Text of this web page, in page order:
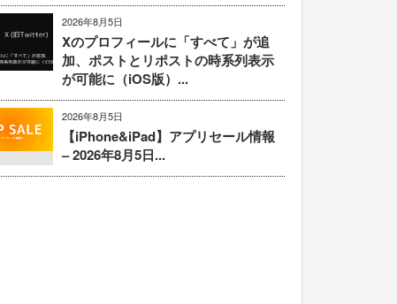
2026年8月5日
Xのプロフィールに「すべて」が追
加、ポストとリポストの時系列表示
が可能に（iOS版）...
2026年8月5日
【iPhone&iPad】アプリセール情報
– 2026年8月5日...